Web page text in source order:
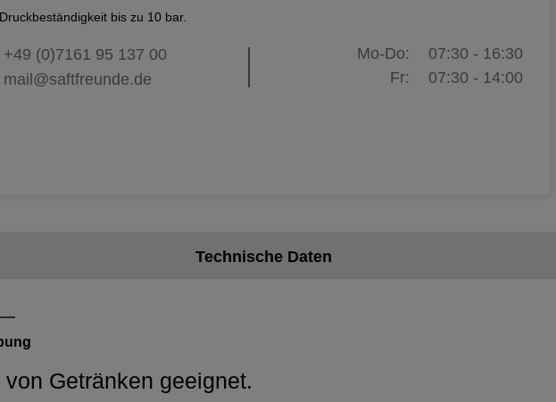
Druckbeständigkeit bis zu 10 bar.
+49 (0)7161 95 137 00
mail@saftfreunde.de
Mo-Do:
07:30 - 16:30
Fr:
07:30 - 14:00
Technische Daten
Getränken geeignet.